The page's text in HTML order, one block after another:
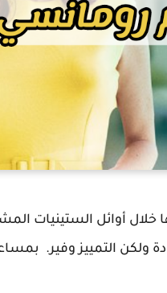
خلال أوائل الستينيات
ولكن التمييز وفير.